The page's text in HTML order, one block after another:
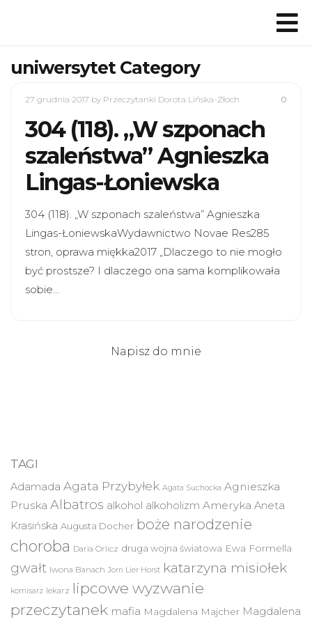
uniwersytet Category
27 grudnia 2017 by Przeczytanki Dorota Lińska-Złoch 0
304 (118). „W szponach
szaleństwa” Agnieszka
Lingas-Łoniewska
304 (118). „W szponach szaleństwa” Agnieszka
Lingas-ŁoniewskaWydawnictwo Novae Res285
stron, oprawa miękka2017 „Dlaczego to nie mogło
być prostsze? I dlaczego ona sama komplikowała
sobie…
Napisz do mnie
TAGI
Adamada Agata Przybyłek Agata Suchocka Agnieszka
Pruska Albatros alkohol alkoholizm Ameryka Aneta
Krasińska Augusta Docher boże narodzenie
choroba Daria Orlicz druga wojna światowa Ewa Formella
gwałt Iwona Banach Jorn Lier Horst katarzyna misiołek
komisarz lekarz lipcowe wyzwanie
przeczytanek mafia Magdalena Majcher Magdalena